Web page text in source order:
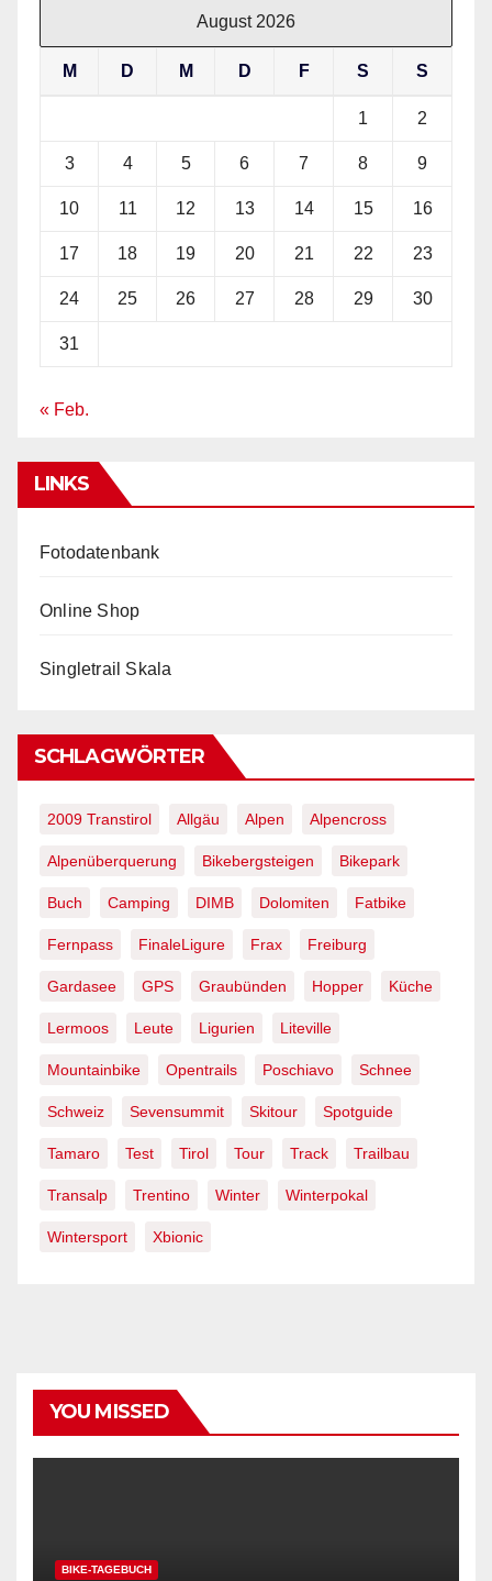
August 2026
M D M D F S S
1 2
3 4 5 6 7 8 9
10 11 12 13 14 15 16
17 18 19 20 21 22 23
24 25 26 27 28 29 30
31
« Feb.
LINKS
Fotodatenbank
Online Shop
Singletrail Skala
SCHLAGWÖRTER
2009 Transtirol Allgäu Alpen Alpencross
Alpenüberquerung Bikebergsteigen Bikepark
Buch Camping DIMB Dolomiten Fatbike
Fernpass FinaleLigure Frax Freiburg
Gardasee GPS Graubünden Hopper Küche
Lermoos Leute Ligurien Liteville
Mountainbike Opentrails Poschiavo Schnee
Schweiz Sevensummit Skitour Spotguide
Tamaro Test Tirol Tour Track Trailbau
Transalp Trentino Winter Winterpokal
Wintersport Xbionic
YOU MISSED
BIKE-TAGEBUCH